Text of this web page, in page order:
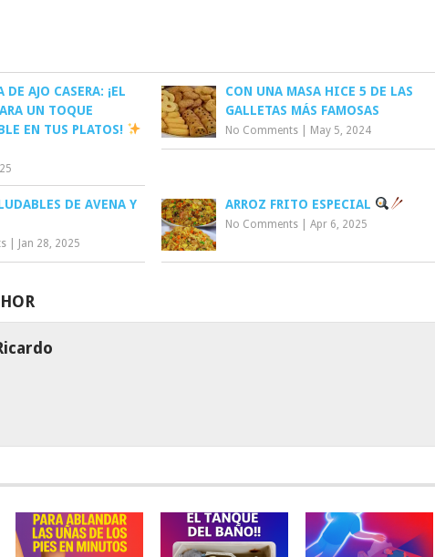
DE AJO CASERA: ¡EL
UN TOQUE
EN TUS PLATOS!
CON UNA MASA HICE 5 DE LAS
GALLETAS MÁS FAMOSAS
No Comments May 5, 2024
DE AVENA Y
Jan 28, 2025
ARROZ FRITO ESPECIAL
No Comments |Apr 6, 2025